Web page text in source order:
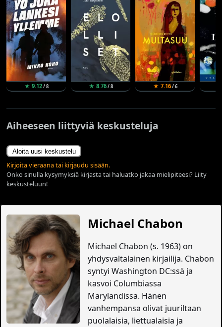
★ 9.12/ 8 ★ 8.76/ 8 ★ 7.16/ 6
Aiheeseen liittyviä keskusteluja
Aloita uusi keskustelu
Kirjoita vieraana tai kirjaudu sisään.
Onko sinulla kysymyksiä kirjasta tai haluatko jakaa mielipiteesi? Liity
keskusteluun!
Michael Chabon
Michael Chabon (s. 1963) on
yhdysvaltalainen kirjailija. Chabon
syntyi Washington DC:ssä ja
kasvoi Columbiassa
Marylandissa. Hänen
vanhempansa olivat juuriltaan
puolalaisia, liettualaisia ja